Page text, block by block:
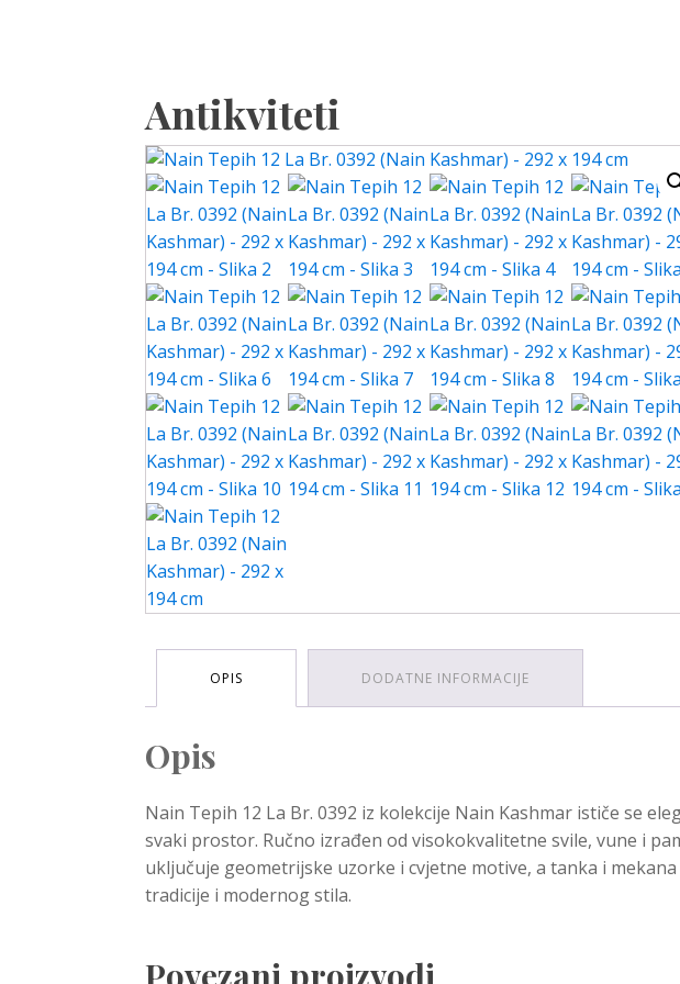
Antikviteti
OPIS DODATNE INFORMACIJE
Opis
Nain Tepih 12 La Br. 0392 iz kolekcije Nain Kashmar ističe se
svaki prostor. Ručno izrađen od visokokvalitetne svile, vune i
uključuje geometrijske uzorke i cvjetne motive, a tanka i
tradicije i modernog stila.
Povezani proizvodi